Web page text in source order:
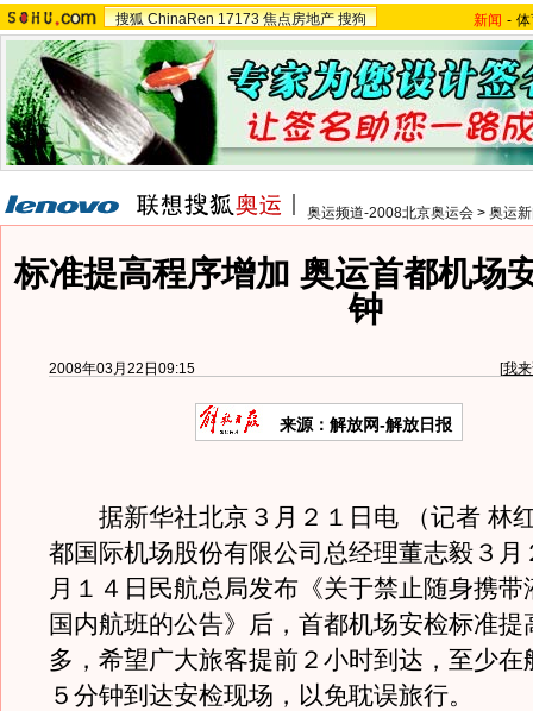
搜狐 ChinaRen 17173 焦点房地产 搜狗 新闻 -
奥运频道-2008北京奥运会 > 奥运
标准提高程序增加 奥运首都机场
钟
2008年03月22日09:15 [我
来源：解放网-解放日报
据新华社北京３月２１日电 （记者 林
都国际机场股份有限公司总经理董志毅３月
月１４日民航总局发布《关于禁止随身携带
国内航班的公告》后，首都机场安检标准提
多，希望广大旅客提前２小时到达，至少在
５分钟到达安检现场，以免耽误旅行。